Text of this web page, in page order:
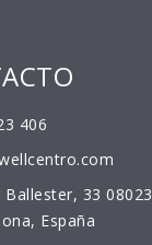
406
Ballester, 33 08023
España